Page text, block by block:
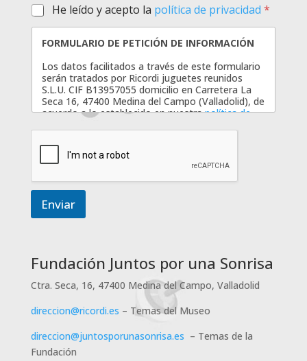
H
e
He leído y acepto la política de privacidad *
FORMULARIO DE PETICIÓN DE INFORMACIÓN
Los datos facilitados a través de este formulario
serán tratados por Ricordi juguetes reunidos
S.L.U. CIF B13957055 domicilio en Carretera La
Seca 16, 47400 Medina del Campo (Valladolid), de
acuerdo a lo establecido en nuestrapolítica de
Los datos recabados por este formulario no se
cederán a terceros salvo por obligación legal.
Le recordamos que usted tiene derecho al
acceso, rectificación, limitación de tratamiento,
supresión, portabilidad y oposición al tratamiento
nosotros para cualquier aclaración adicional.
En caso de no aceptación sus datos no serán
Enviar
Fundación Juntos por una Sonrisa
Ctra. Seca, 16, 47400 Medina del Campo, Valladolid
direccion@ricordi.es – Temas del Museo
direccion@juntosporunasonrisa.es – Temas de la
Fundación
Ricordín · Din